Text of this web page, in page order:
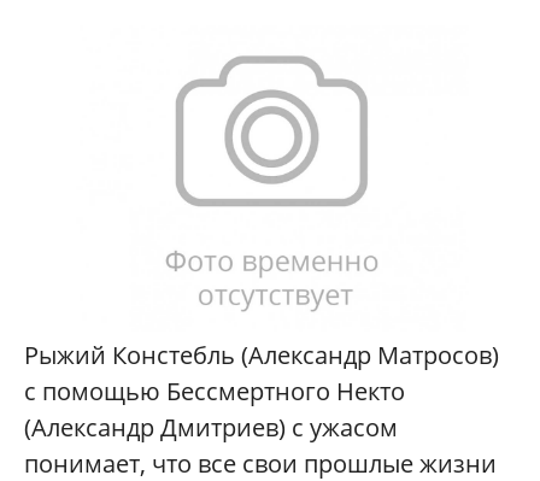
Рыжий Констебль (Александр Матросов)
с помощью Бессмертного Некто
(Александр Дмитриев) с ужасом
понимает, что все свои прошлые жизни